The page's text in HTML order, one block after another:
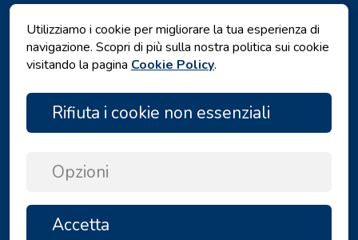
FILTRI
ID: HR-AB-23-060130534, MB:
0650676
Informativa sulla privacy
Utilizziamo i cookie per migliorare la tua esperienza di
navigazione. Scopri di più sulla nostra politica sui cookie
visitando la pagina Cookie Policy.
Rifiuta i cookie non essenziali
Opzioni
Accetta